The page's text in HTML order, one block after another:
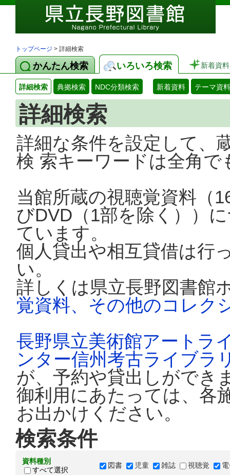
トップページ > 詳細検索
かんたん検索 いろいろ検索 新着資料
詳細検索 典拠検索 NDC分類検索 新着資料 テーマ資料
詳細検索
詳細な条件を設定して、
検 索キーワードは全角
当館所蔵の視聴覚資料（
びDVD（1部を除く））
ています。
個人貸出や相互貸借は行
い。
詳しくは県立長野図書館
覚資料、その他のコレク
長野県立美術館アートラ
ンター信州考古ライブラ
が、予約や貸出しができ
御利用にあたっては、各
お出かけください。
検索条件
資料種別
すべて選択
図書 児童 雑誌 視聴覚